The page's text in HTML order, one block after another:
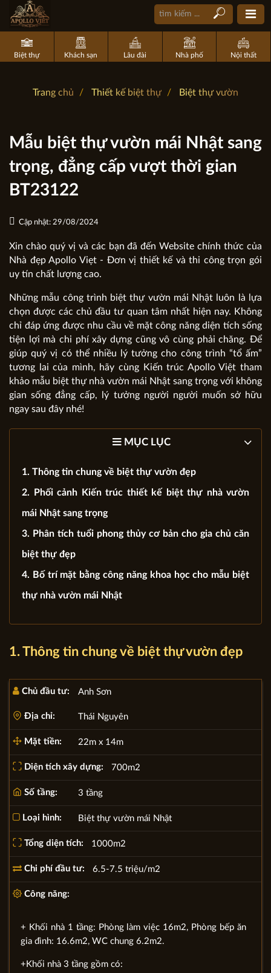
Biệt thự Khách sạn Lâu đài Nhà phố Nội thất
Trang chủ Thiết kế biệt thự Biệt thự vườn
Mẫu biệt thự vườn mái Nhật sang
trọng, đẳng cấp vượt thời gian
BT23122
Cập nhật: 29/08/2024
Xin chào quý vị và các bạn đã đến Website chính thức của
Nhà đẹp Apollo Viẹt - Đơn vị thiết kế và thi công trọn gói
uy tín chất lượng cao.
Những mẫu công trình biệt thự vườn mái Nhật luôn là lựa
chọn được các chủ đầu tư quan tâm nhất hiện nay. Không
chỉ đáp ứng được nhu cầu về mặt công năng diện tích sống
tiện lợi mà chi phí xây dựng cũng vô cùng phải chăng. Để
giúp quý vị có thể nhiều lý tưởng cho công trình “tổ ấm”
tương lai của mình, hãy cùng Kiến trúc Apollo Việt tham
khảo mẫu biệt thự nhà vườn mái Nhật sang trọng với không
gian sống đẳng cấp, lý tưởng người người muốn sở hữu
ngay sau đây nhé!
MỤC LỤC
1. Thông tin chung về biệt thự vườn đẹp
2. Phối cảnh Kiến trúc thiết kế biệt thự nhà vườn
mái Nhật sang trọng
3. Phân tích tuổi phong thủy cơ bản cho gia chủ căn
biệt thự đẹp
4. Bố trí mặt bằng công năng khoa học cho mẫu biệt
thự nhà vườn mái Nhật
1. Thông tin chung về biệt thự vườn đẹp
Chủ đầu tư: Anh Sơn
Địa chỉ: Thái Nguyên
Mặt tiền: 22m x 14m
Diện tích xây dựng: 700m2
Số tầng: 3 tầng
Loại hình: Biệt thự vườn mái Nhật
Tổng diện tích: 1000m2
Chi phí đầu tư: 6.5-7.5 triệu/m2
Công năng:
+ Khối nhà 1 tầng: Phòng làm việc 16m2, Phòng bếp ăn
gia đình: 16.6m2, WC chung 6.2m2.
+Khối nhà 3 tầng gồm có: